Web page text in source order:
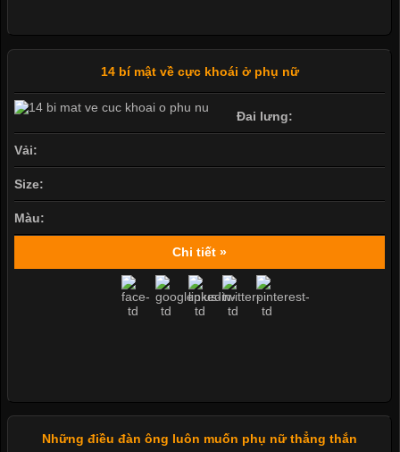
14 bí mật về cực khoái ở phụ nữ
Đai lưng:
Vải:
Size:
Màu:
Chi tiết »
Những điều đàn ông luôn muốn phụ nữ thẳng thắn